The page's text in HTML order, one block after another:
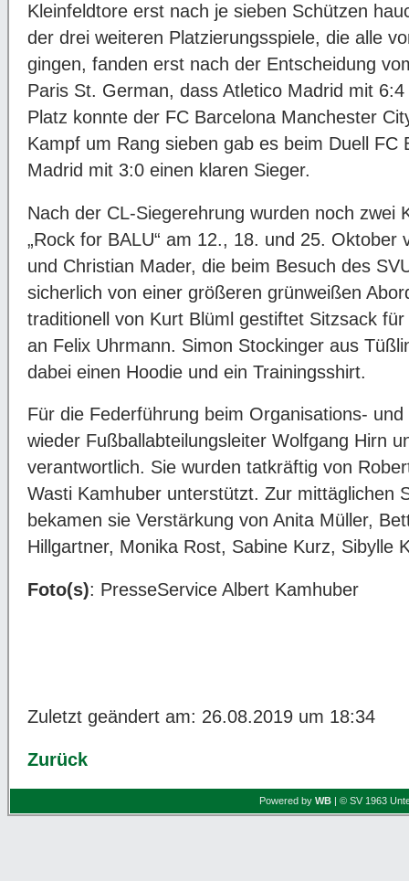
Kleinfeldtore erst nach je sieben Schützen
der drei weiteren Platzierungsspiele, die alle
gingen, fanden erst nach der Entscheidung
Paris St. German, dass Atletico Madrid mit
Platz konnte der FC Barcelona Manchester
Kampf um Rang sieben gab es beim Duell FC
Madrid mit 3:0 einen klaren Sieger.
Nach der CL-Siegerehrung wurden noch zwei
„Rock for BALU“ am 12., 18. und 25. Oktober
und Christian Mader, die beim Besuch des
sicherlich von einer größeren grünweißen
traditionell von Kurt Blüml gestiftet Sitzsack
an Felix Uhrmann. Simon Stockinger aus
dabei einen Hoodie und ein Trainingsshirt.
Für die Federführung beim Organisations-
wieder Fußballabteilungsleiter Wolfgang Hirn
verantwortlich. Sie wurden tatkräftig von
Wasti Kamhuber unterstützt. Zur mittäglichen
bekamen sie Verstärkung von Anita Müller,
Hillgartner, Monika Rost, Sabine Kurz, Sibylle
Foto(s): PresseService Albert Kamhuber
Zuletzt geändert am: 26.08.2019 um 18:34
Zurück
Powered by WB | © SV 1963